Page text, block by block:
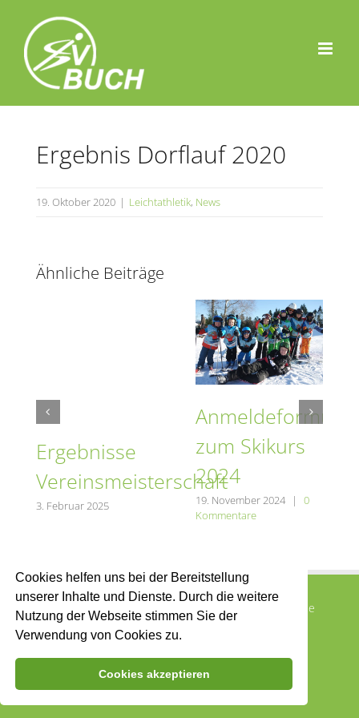
Cookies helfen uns bei der Bereitstellung
unserer Inhalte und Dienste. Durch die weitere
Nutzung der Webseite stimmen Sie der
Verwendung von Cookies zu.
Cookies akzeptieren
Inhalt
springen
Ergebnis Dorflauf 2020
19. Oktober 2020 | Leichtathletik, News
Ähnliche Beiträge
Ergebnisse
Vereinsmeisterschaft
3. Februar 2025
Anmeldeformular
zum Skikurs
2024
19. November 2024 |
0
Kommentare
© 2015 SV Buch - 2026 | Impressum
Marcel Eberle
Grafikdesign| Seitenadministration
E-
Mail